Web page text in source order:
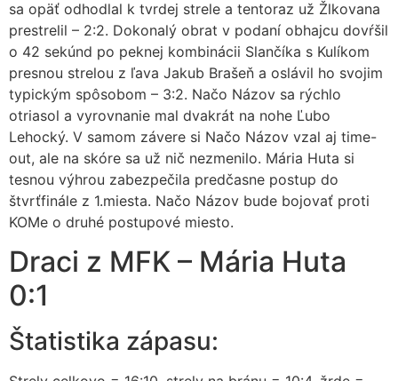
sa opäť odhodlal k tvrdej strele a tentoraz už Žlkovana
prestrelil – 2:2. Dokonalý obrat v podaní obhajcu dovŕšil
o 42 sekúnd po peknej kombinácii Slančíka s Kulíkom
presnou strelou z ľava Jakub Brašeň a oslávil ho svojim
typickým spôsobom – 3:2. Načo Názov sa rýchlo
otriasol a vyrovnanie mal dvakrát na nohe Ľubo
Lehocký. V samom závere si Načo Názov vzal aj time-
out, ale na skóre sa už nič nezmenilo. Mária Huta si
tesnou výhrou zabezpečila predčasne postup do
štvrťfinále z 1.miesta. Načo Názov bude bojovať proti
KOMe o druhé postupové miesto.
Draci z MFK – Mária Huta
0:1
Štatistika zápasu: